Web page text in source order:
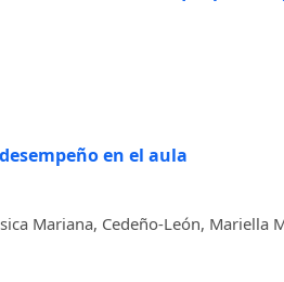
en el aula
Mariana, Cedeño-León, Mariella